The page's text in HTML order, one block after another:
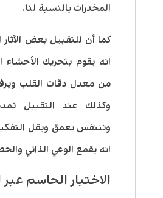
المخدرات بالنسبة لنا.
كما أن للتقبيل بعض الآثار
انه يقوم بتحريك الأحشاء
من معدل دقات القلب
وكذلك عند التقبيل
ونتنفس بعمق ويقل التفكير
انه يقمع الوعي الذاتي
الاختبار الحاسم عبر